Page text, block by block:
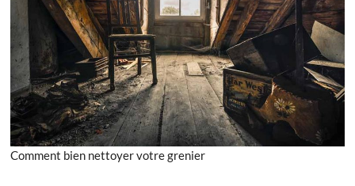
Comment bien nettoyer votre grenier